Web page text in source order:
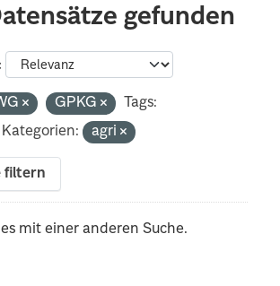
gefunden
GPKG
Tags:
Kategorien: agri
filtern
mit einer anderen Suche.